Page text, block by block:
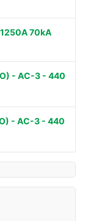
70kA
- AC-3 - 440
- AC-3 - 440